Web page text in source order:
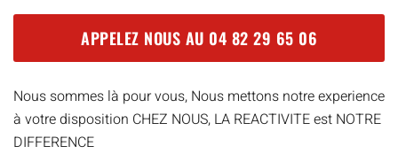
APPELEZ NOUS AU 04 82 29 65 06
Nous sommes là pour vous, Nous mettons notre experience
à votre disposition CHEZ NOUS, LA REACTIVITE est NOTRE
DIFFERENCE